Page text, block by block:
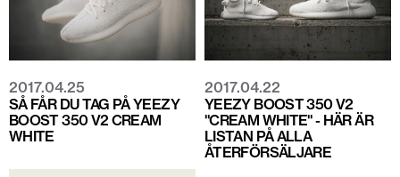
2017.04.25
SÅ FÅR DU TAG PÅ YEEZY
BOOST 350 V2 CREAM
WHITE
2017.04.22
YEEZY BOOST 350 V2
"CREAM WHITE" - HÄR ÄR
LISTAN PÅ ALLA
ÅTERFÖRSÄLJARE